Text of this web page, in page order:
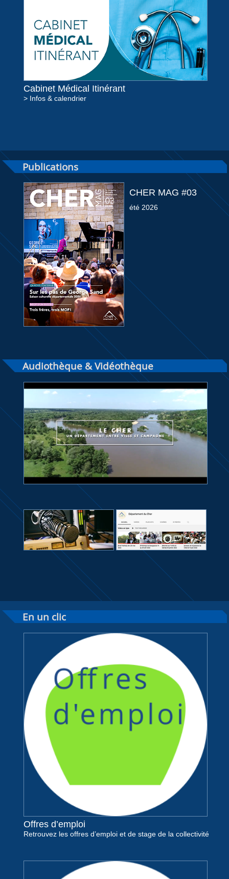
Cabinet Médical Itinérant
> Infos & calendrier
Publications
CHER MAG #03
été 2026
Audiothèque & Vidéothèque
En un clic
Offres d’emploi
Retrouvez les offres d’emploi et de stage de la collectivité